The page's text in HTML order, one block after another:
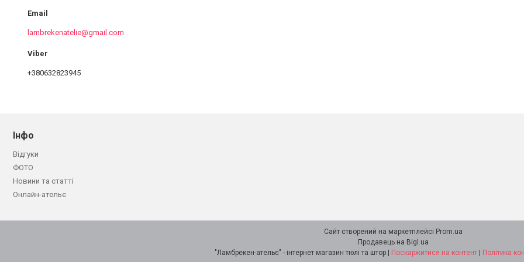
lambrekenatelie@gmail.com
+380632823945
Інфо
Відгуки
ФОТО
Новини та статті
Онлайн-ательє
Сайт створений на маркетплейсі Prom.ua
Продавець на Bigl.ua
"Ламбрекен-ательє" - інтернет магазин тюлі та штор | Поскаржитися на контент | Політика